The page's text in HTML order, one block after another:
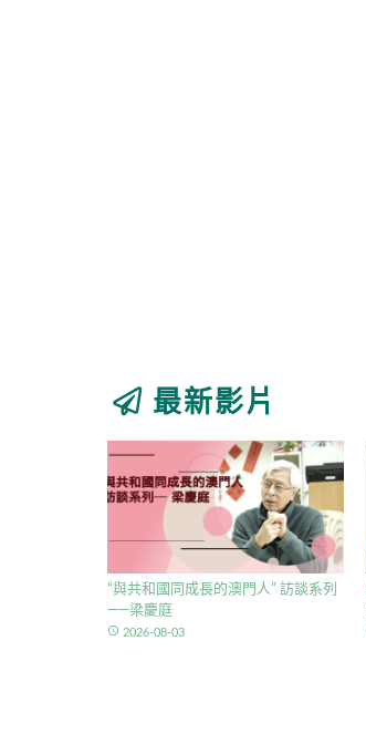
最新影片
“與共和國同成長的澳門人” 訪談系列
——梁慶庭
access_time 2026-08-03